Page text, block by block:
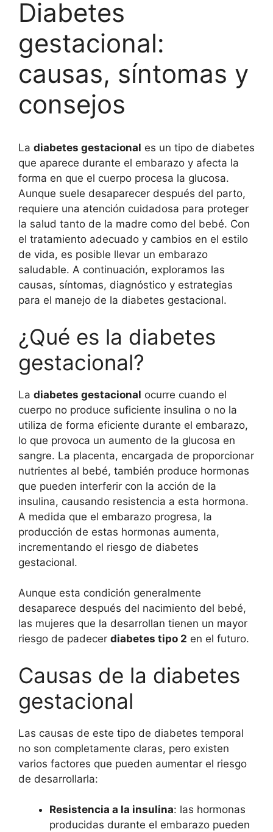
Diabetes
gestacional:
causas, síntomas y
consejos
La diabetes gestacional es un tipo de diabetes
que aparece durante el embarazo y afecta la
forma en que el cuerpo procesa la glucosa.
Aunque suele desaparecer después del parto,
requiere una atención cuidadosa para proteger
la salud tanto de la madre como del bebé. Con
el tratamiento adecuado y cambios en el estilo
de vida, es posible llevar un embarazo
saludable. A continuación, exploramos las
causas, síntomas, diagnóstico y estrategias
para el manejo de la diabetes gestacional.
¿Qué es la diabetes
gestacional?
La diabetes gestacional ocurre cuando el
cuerpo no produce suficiente insulina o no la
utiliza de forma eficiente durante el embarazo,
lo que provoca un aumento de la glucosa en
sangre. La placenta, encargada de proporcionar
nutrientes al bebé, también produce hormonas
que pueden interferir con la acción de la
insulina, causando resistencia a esta hormona.
A medida que el embarazo progresa, la
producción de estas hormonas aumenta,
incrementando el riesgo de diabetes
gestacional.
Aunque esta condición generalmente
desaparece después del nacimiento del bebé,
las mujeres que la desarrollan tienen un mayor
riesgo de padecer diabetes tipo 2 en el futuro.
Causas de la diabetes
gestacional
Las causas de este tipo de diabetes temporal
no son completamente claras, pero existen
varios factores que pueden aumentar el riesgo
de desarrollarla:
Resistencia a la insulina: las hormonas
producidas durante el embarazo pueden